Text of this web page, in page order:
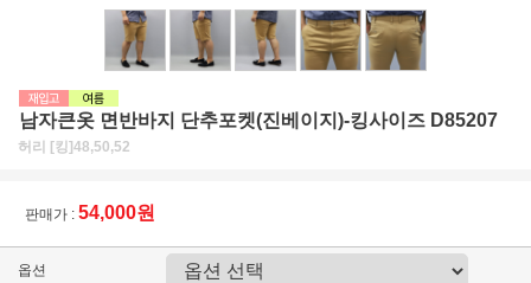
남자큰옷 면반바지 단추포켓(진베이지)-킹사이즈 D85207
허리 [킹]48,50,52
판매가 : 54,000원
옵션